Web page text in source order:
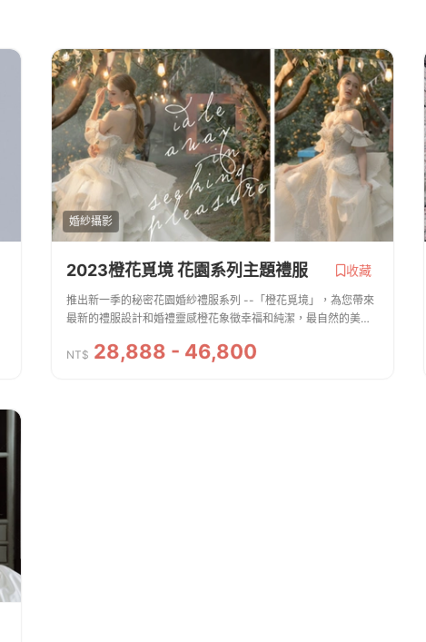
婚紗攝影
2023橙花覓境 花園系列主題禮服 收藏
推出新一季的秘密花園婚紗禮服系列 --「橙花覓境」，為您帶來
最新的禮服設計和婚禮靈感橙花象徵幸福和純潔，最自然的美感
☆★ 優惠恕不與其他優惠折抵或併用...
NT$ 28,888 - 46,800